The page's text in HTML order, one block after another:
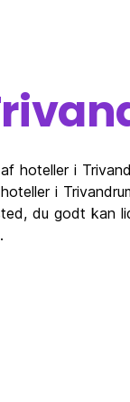
hoteller i
i
du godt kan